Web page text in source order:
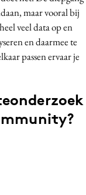
maar vooral bij
veel data op en
en daarmee te
passen ervaar je